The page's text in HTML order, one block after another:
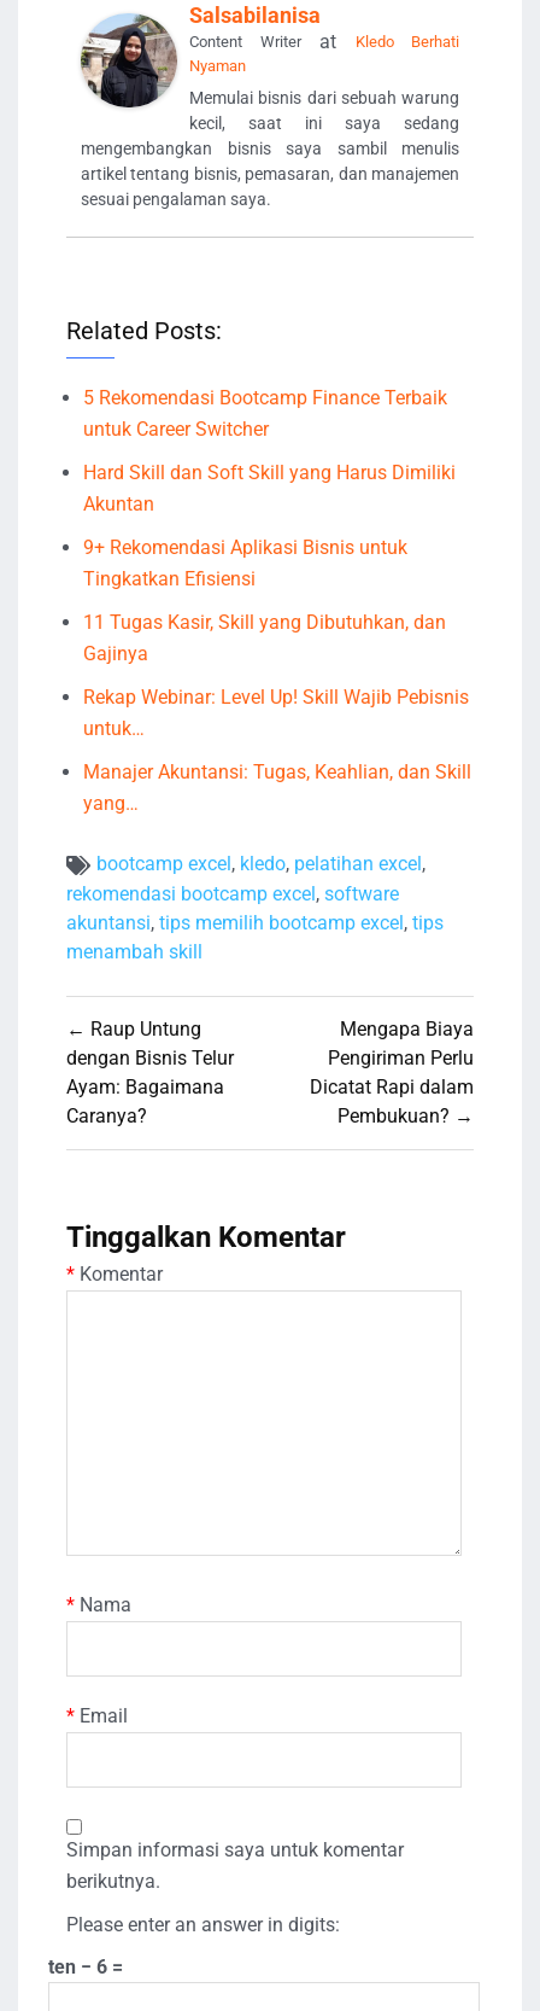
Salsabilanisa
Content Writerat
Kledo Berhati
Nyaman
Memulai bisnis dari sebuah warung
kecil, saat ini saya sedang
mengembangkan bisnis saya sambil menulis
artikel tentang bisnis, pemasaran, dan manajemen
sesuai pengalaman saya.
Related Posts:
5 Rekomendasi Bootcamp Finance Terbaik
untuk Career Switcher
Hard Skill dan Soft Skill yang Harus Dimiliki
Akuntan
9+ Rekomendasi Aplikasi Bisnis untuk
Tingkatkan Efisiensi
11 Tugas Kasir, Skill yang Dibutuhkan, dan
Gajinya
Rekap Webinar: Level Up! Skill Wajib Pebisnis
untuk…
Manajer Akuntansi: Tugas, Keahlian, dan Skill
yang…
bootcamp excel, kledo, pelatihan excel,
rekomendasi bootcamp excel, software
akuntansi, tips memilih bootcamp excel, tips
menambah skill
Navigasi
pos
← Raup Untung
dengan Bisnis Telur
Ayam: Bagaimana
Caranya?
Mengapa Biaya
Pengiriman Perlu
Dicatat Rapi dalam
Pembukuan? →
Tinggalkan Komentar
* Komentar
* Nama
* Email
Simpan informasi saya untuk komentar
berikutnya.
Please enter an answer in digits:
ten − 6 =